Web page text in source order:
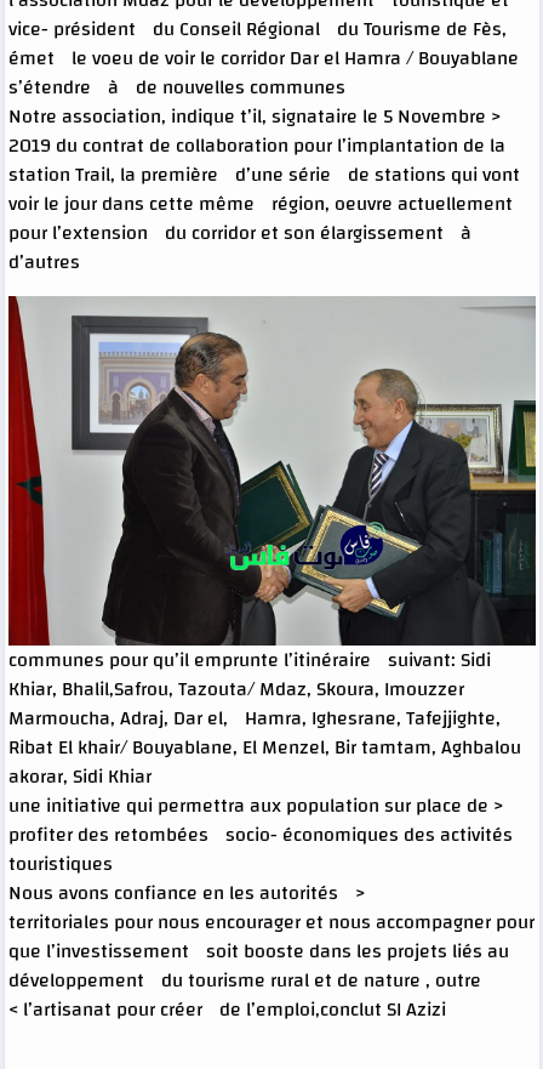
vice- président du Conseil Régional du Tourisme de Fès,
émet le voeu de voir le corridor Dar el Hamra / Bouyablane
s’étendre à de nouvelles communes
< Notre association, indique t’il, signataire le 5 Novembre
2019 du contrat de collaboration pour l’implantation de la
station Trail, la première d’une série de stations qui vont
voir le jour dans cette même région, oeuvre actuellement
pour l’extension du corridor et son élargissement à
d’autres
communes pour qu’il emprunte l’itinéraire suivant: Sidi
Khiar, Bhalil,Safrou, Tazouta/ Mdaz, Skoura, Imouzzer
Marmoucha, Adraj, Dar el, Hamra, Ighesrane, Tafejjighte,
Ribat El khair/ Bouyablane, El Menzel, Bir tamtam, Aghbalou
akorar, Sidi Khiar
< une initiative qui permettra aux population sur place de
profiter des retombées socio- économiques des activités
touristiques
< Nous avons confiance en les autorités
territoriales pour nous encourager et nous accompagner pour
que l’investissement soit booste dans les projets liés au
développement du tourisme rural et de nature , outre
l’artisanat pour créer de l’emploi,conclut SI Azizi >